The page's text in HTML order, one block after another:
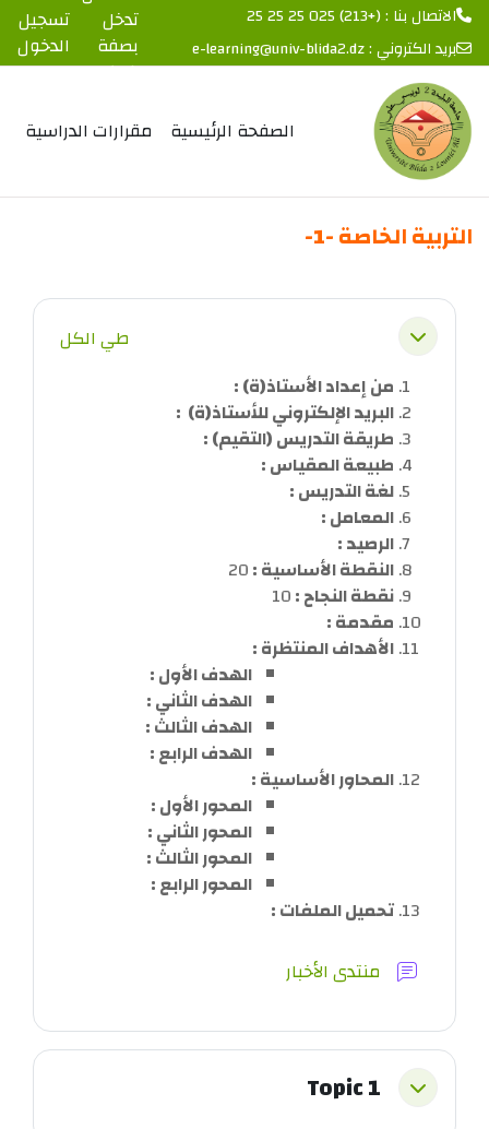
تخطى إلى المحتوى الرئيسي
الاتصال بنا : (+213) 025 25 25 25
بريد الكتروني :e-learning@univ-blida2.dz
تدخل
بصفة
ضيف
تسجيل
الدخول
الصفحة الرئيسية مقرارات الدراسية
التربية الخاصة -1-
الخطوط العريضة للقسم
طي
طي الكل
من إعداد الأستاذ(ة) :
البريد الإلكتروني للأستاذ(ة) :
طريقة التدريس (التقيم) :
طبيعة المقياس :
لغة التدريس :
المعامل :
الرصيد :
النقطة الأساسية :20
نقطة النجاح :10
مقدمة :
الأهداف المنتظرة :
الهدفالأول :
الهدفالثاني :
الهدفالثالث :
الهدفالرابع :
المحاور الأساسية :
المحور الأول :
المحور الثاني :
المحور الثالث :
المحور الرابع :
تحميل الملفات :
منتدى الأخبار
طي Topic 1